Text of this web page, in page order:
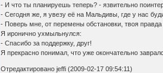
- И что ты планируешь теперь? - язвительно
- Сегодня же, я увезу её на Мальдивы, где у нас
- Поверь мне, от перемены обстановки, твоя правда
Я иронично ухмыльнулся:
- Спасибо за поддержку, друг!
Я прекрасно понимал, что уже окончательно
Отредактировано jeffi (2009-02-17 09:54:11)